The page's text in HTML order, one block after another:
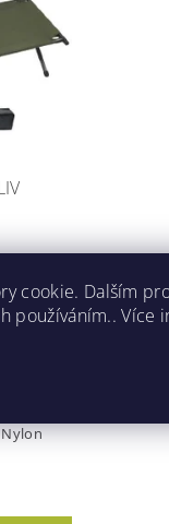
různých
cookie. Dalším
používáním.. Více